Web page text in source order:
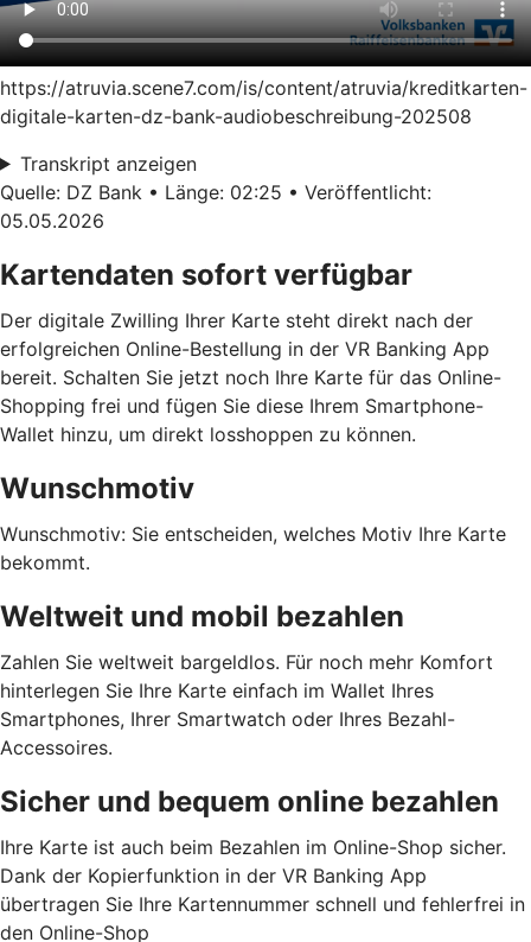
https://atruvia.scene7.com/is/content/atruvia/kreditkarten-
digitale-karten-dz-bank-audiobeschreibung-202508
Transkript anzeigen
Quelle: DZ Bank • Länge: 02:25 • Veröffentlicht:
05.05.2026
Kartendaten sofort verfügbar
Der digitale Zwilling Ihrer Karte steht direkt nach der
erfolgreichen Online-Bestellung in der VR Banking App
bereit. Schalten Sie jetzt noch Ihre Karte für das Online-
Shopping frei und fügen Sie diese Ihrem Smartphone-
Wallet hinzu, um direkt losshoppen zu können.
Wunschmotiv
Wunschmotiv: Sie entscheiden, welches Motiv Ihre Karte
bekommt.
Weltweit und mobil bezahlen
Zahlen Sie weltweit bargeldlos. Für noch mehr Komfort
hinterlegen Sie Ihre Karte einfach im Wallet Ihres
Smartphones, Ihrer Smartwatch oder Ihres Bezahl-
Accessoires.
Sicher und bequem online bezahlen
Ihre Karte ist auch beim Bezahlen im Online-Shop sicher.
Dank der Kopierfunktion in der VR Banking App
übertragen Sie Ihre Kartennummer schnell und fehlerfrei in
den Online-Shop